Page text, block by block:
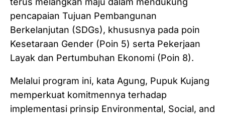
pencapaian Tujuan Pembangunan
Berkelanjutan (SDGs), khususnya pada poin
Kesetaraan Gender (Poin 5) serta Pekerjaan
Layak dan Pertumbuhan Ekonomi (Poin 8).
Melalui program ini, kata Agung, Pupuk Kujang
memperkuat komitmennya terhadap
implementasi prinsip Environmental, Social, and